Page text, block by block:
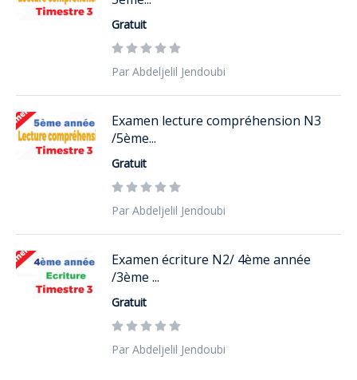
Gratuit
Par Abdeljelil Jendoubi
Examen lecture compréhension N3
/5ème...
Gratuit
Par Abdeljelil Jendoubi
Examen écriture N2/ 4ème année
/3ème ...
Gratuit
Par Abdeljelil Jendoubi